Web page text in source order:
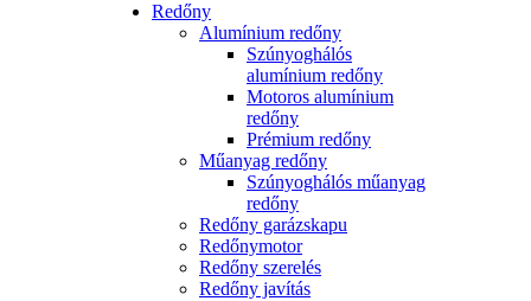
Redőny
Alumínium redőny
Szúnyoghálós
alumínium redőny
Motoros alumínium
redőny
Prémium redőny
Műanyag redőny
Szúnyoghálós műanyag
redőny
Redőny garázskapu
Redőnymotor
Redőny szerelés
Redőny javítás